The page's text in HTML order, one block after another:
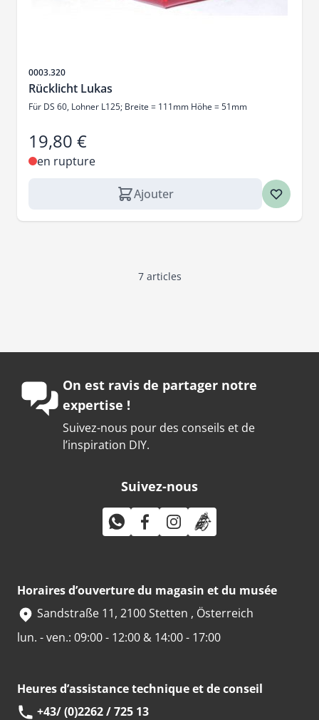
SKU
0003.320
Rücklicht Lukas
Für DS 60, Lohner L125; Breite = 111mm Höhe = 51mm
19,80 €
en rupture
Ajouter
7articles
On est ravis de partager notre
expertise !
Suivez-nous pour des conseils et de
l’inspiration DIY.
Suivez-nous
Horaires d’ouverture du magasin et du musée
Sandstraße 11, 2100 Stetten , Österreich
lun. - ven.: 09:00 - 12:00 & 14:00 - 17:00
Heures d’assistance technique et de conseil
+43/ (0)2262 / 725 13